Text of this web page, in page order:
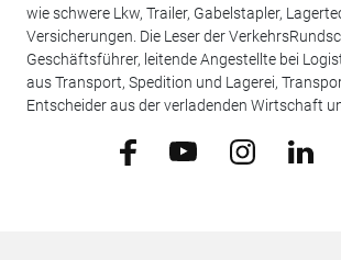
wie schwere Lkw, Trailer, Gabelstapler,
Versicherungen. Die Leser der
Geschäftsführer, leitende Angestellte bei
aus Transport, Spedition und Lagerei,
Entscheider aus der verladenden Wirtschaft